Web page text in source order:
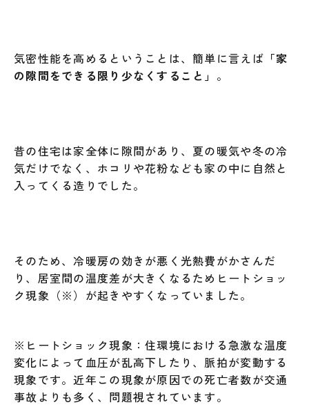
気密性能を高めるということは、簡単に言えば 「家
の隙間をできる限り少なくすること」 。
昔の住宅は家全体に隙間があり、夏の暖気や冬の冷
気だけでなく、ホコリや花粉なども家の中に自然と
入ってくる造りでした。
そのため、冷暖房の効きが悪く光熱費がかさんだ
り、居室間の温度差が大きくなるためヒートショッ
ク現象（※）が起きやすくなっていました。
※ヒートショック現象：住環境における急激な温度
変化によって血圧が乱高下したり、脈拍が変動する
現象です。近年この現象が原因での死亡者数が交通
事故よりも多く、問題視されています。